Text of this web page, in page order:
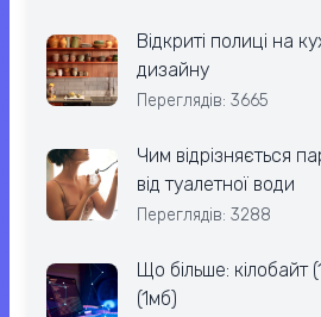
Відкриті полиці на
дизайну
Переглядів: 3665
Чим відрізняється
від туалетної води
Переглядів: 3288
Що більше: кілобайт
(1мб)